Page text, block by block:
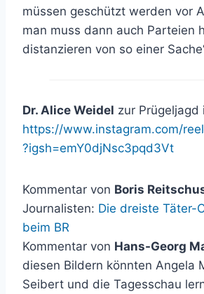
müssen geschützt werden vor
man muss dann auch Parteien
distanzieren von so einer
Dr. Alice Weidel zur Prügeljagd
https://www.instagram.com/
?igsh=emY0djNsc3pqd3Vt
Kommentar von Boris
Journalisten: Die dreiste Täter-
beim BR
Kommentar von Hans-Georg
diesen Bildern könnten Angela
Seibert und die Tagesschau